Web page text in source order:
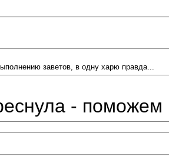
заветов, в одну харю правда...
- поможем